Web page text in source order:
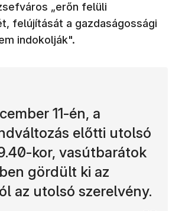
„erőn felüli
felújítását a gazdaságossági
indokolják".
11-én, a
előtti utolsó
kor, vasútbarátok
gördült ki az
az utolsó szerelvény.